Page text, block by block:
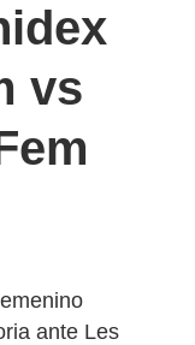
vs
ante Les